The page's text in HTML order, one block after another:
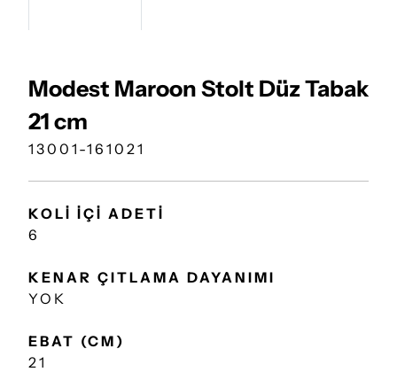
Modest Maroon Stolt Düz Tabak
21 cm
13001-161021
KOLİ İÇİ ADETİ
6
KENAR ÇITLAMA DAYANIMI
YOK
EBAT (CM)
21